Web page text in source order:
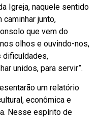
Igreja, naquele sentido
junto,
que vem do
olhos e ouvindo-nos,
dificuldades,
unidos, para servir”.
um relatório
econômica e
Nesse espírito de